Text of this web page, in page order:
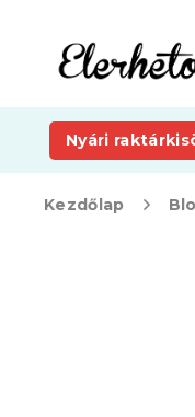
tartalomhoz
Nyári
Kezdőlap